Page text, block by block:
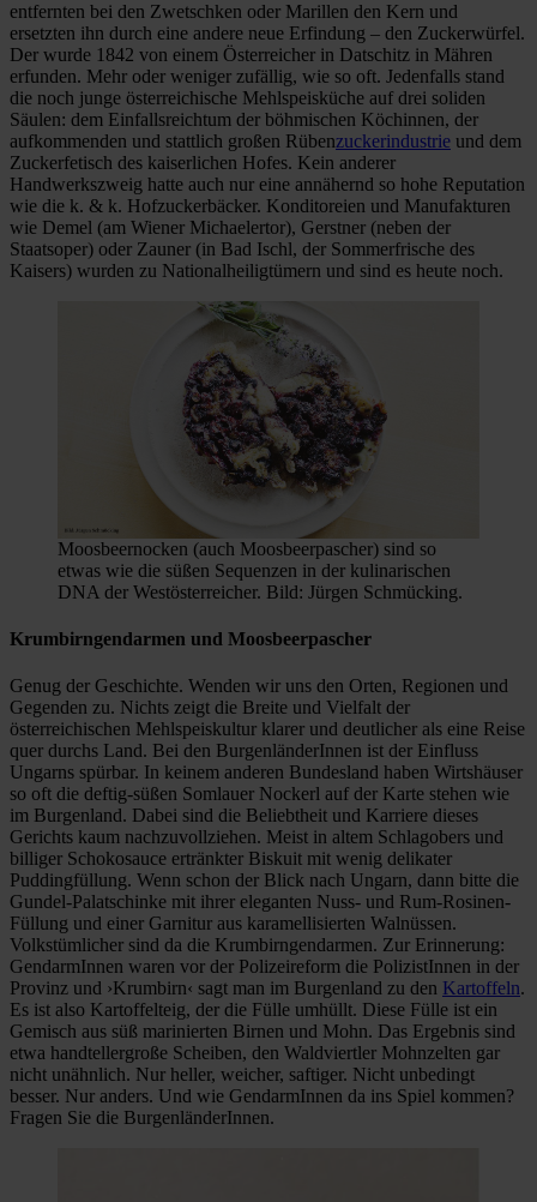
entfernten bei den Zwetschken oder Marillen den Kern und
ersetzten ihn durch eine andere neue Erfindung – den Zuckerwürfel.
Der wurde 1842 von einem Österreicher in Datschitz in Mähren
erfunden. Mehr oder weniger zufällig, wie so oft. Jedenfalls stand
die noch junge österreichische Mehlspeisküche auf drei soliden
Säulen: dem Einfallsreichtum der böhmischen Köchinnen, der
aufkommenden und stattlich großen Rübenzuckerindustrie und dem
Zuckerfetisch des kaiserlichen Hofes. Kein anderer
Handwerkszweig hatte auch nur eine annähernd so hohe Reputation
wie die k. & k. Hofzuckerbäcker. Konditoreien und Manufakturen
wie Demel (am Wiener Michaelertor), Gerstner (neben der
Staatsoper) oder Zauner (in Bad Ischl, der Sommerfrische des
Kaisers) wurden zu Nationalheiligtümern und sind es heute noch.
Moosbeernocken (auch Moosbeerpascher) sind so
etwas wie die süßen Sequenzen in der kulinarischen
DNA der Westösterreicher. Bild: Jürgen Schmücking.
Krumbirngendarmen und Moosbeerpascher
Genug der Geschichte. Wenden wir uns den Orten, Regionen und
Gegenden zu. Nichts zeigt die Breite und Vielfalt der
österreichischen Mehlspeiskultur klarer und deutlicher als eine Reise
quer durchs Land. Bei den BurgenländerInnen ist der Einfluss
Ungarns spürbar. In keinem anderen Bundesland haben Wirtshäuser
so oft die deftig-süßen Somlauer Nockerl auf der Karte stehen wie
im Burgenland. Dabei sind die Beliebtheit und Karriere dieses
Gerichts kaum nachzuvollziehen. Meist in altem Schlagobers und
billiger Schokosauce ertränkter Biskuit mit wenig delikater
Puddingfüllung. Wenn schon der Blick nach Ungarn, dann bitte die
Gundel-Palatschinke mit ihrer eleganten Nuss- und Rum-Rosinen-
Füllung und einer Garnitur aus karamellisierten Walnüssen.
Volkstümlicher sind da die Krumbirngendarmen. Zur Erinnerung:
GendarmInnen waren vor der Polizeireform die PolizistInnen in der
Provinz und ›Krumbirn‹ sagt man im Burgenland zu den Kartoffeln.
Es ist also Kartoffelteig, der die Fülle umhüllt. Diese Fülle ist ein
Gemisch aus süß marinierten Birnen und Mohn. Das Ergebnis sind
etwa handtellergroße Scheiben, den Waldviertler Mohnzelten gar
nicht unähnlich. Nur heller, weicher, saftiger. Nicht unbedingt
besser. Nur anders. Und wie GendarmInnen da ins Spiel kommen?
Fragen Sie die BurgenländerInnen.